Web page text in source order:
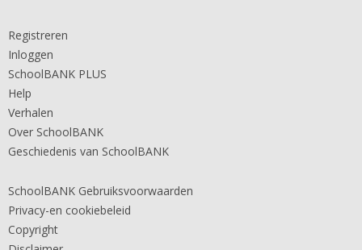
Registreren
Inloggen
SchoolBANK PLUS
Help
Verhalen
Over SchoolBANK
Geschiedenis van SchoolBANK
SchoolBANK Gebruiksvoorwaarden
Privacy-en cookiebeleid
Copyright